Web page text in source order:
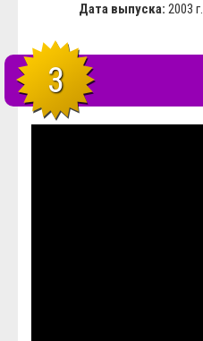
Дата выпуска: 2003 г.
3